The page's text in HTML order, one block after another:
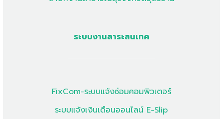
ระบบงานสาระสนเทศ
FixCom-ระบบแจ้งซ่อมคอมพิวเตอร์
ระบบแจ้งเงินเดือนออนไลน์ E-Slip